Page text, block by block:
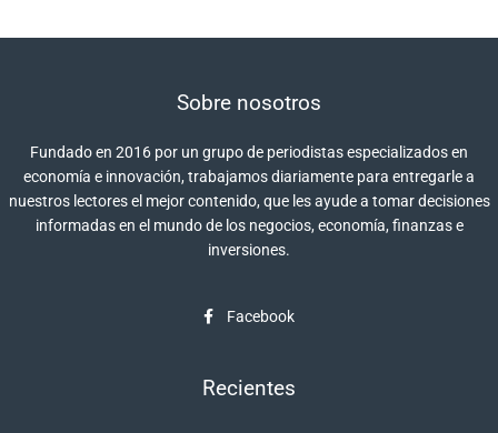
Sobre nosotros
Fundado en 2016 por un grupo de periodistas especializados en
economía e innovación, trabajamos diariamente para entregarle a
nuestros lectores el mejor contenido, que les ayude a tomar decisiones
informadas en el mundo de los negocios, economía, finanzas e
inversiones.
Facebook
Recientes